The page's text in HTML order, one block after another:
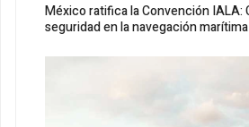
México ratifica la Convención IALA:
seguridad en la navegación marítima